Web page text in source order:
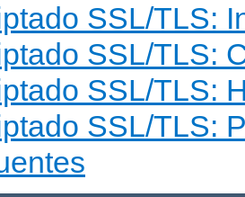
SSL/TLS:
SSL/TLS:
SSL/TLS:
SSL/TLS: